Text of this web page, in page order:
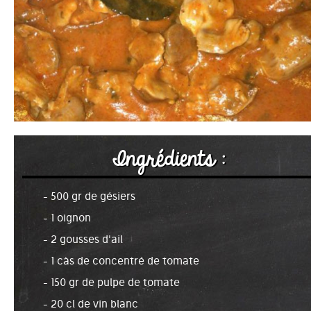
Ingrédients :
- 500 gr de gésiers
- 1 oignon
- 2 gousses d'ail
- 1 càs de concentré de tomate
- 150 gr de pulpe de tomate
- 20 cl de vin blanc